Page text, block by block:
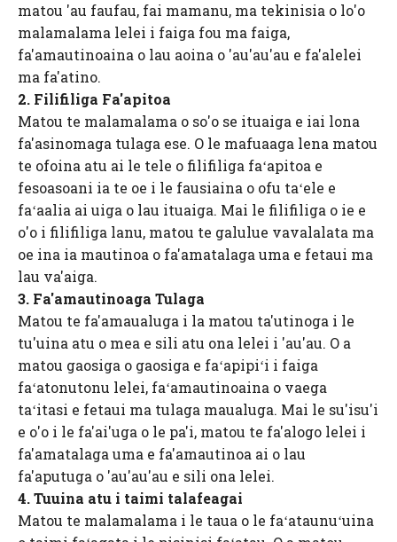
matou 'au faufau, fai mamanu, ma tekinisia o lo'o
malamalama lelei i faiga fou ma faiga,
fa'amautinoaina o lau aoina o 'au'au'au e fa'alelei
ma fa'atino.
2. Filifiliga Fa'apitoa
Matou te malamalama o so'o se ituaiga e iai lona
fa'asinomaga tulaga ese. O le mafuaaga lena matou
te ofoina atu ai le tele o filifiliga faʻapitoa e
fesoasoani ia te oe i le fausiaina o ofu taʻele e
faʻaalia ai uiga o lau ituaiga. Mai le filifiliga o ie e
o'o i filifiliga lanu, matou te galulue vavalalata ma
oe ina ia mautinoa o fa'amatalaga uma e fetaui ma
lau va'aiga.
3. Fa'amautinoaga Tulaga
Matou te fa'amaualuga i la matou ta'utinoga i le
tu'uina atu o mea e sili atu ona lelei i 'au'au. O a
matou gaosiga o gaosiga e faʻapipiʻi i faiga
faʻatonutonu lelei, faʻamautinoaina o vaega
taʻitasi e fetaui ma tulaga maualuga. Mai le su'isu'i
e o'o i le fa'ai'uga o le pa'i, matou te fa'alogo lelei i
fa'amatalaga uma e fa'amautinoa ai o lau
fa'aputuga o 'au'au'au e sili ona lelei.
4. Tuuina atu i taimi talafeagai
Matou te malamalama i le taua o le faʻataunuʻuina